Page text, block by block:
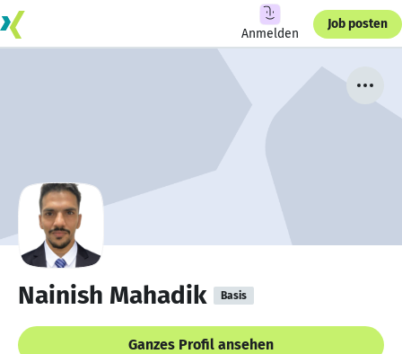
Anmelden
Job posten
Nainish Mahadik Basis
Ganzes Profil ansehen